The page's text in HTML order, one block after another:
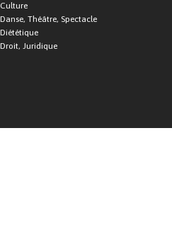
Culture
Danse, Théâtre, Spectacle
Diététique
Droit, Juridique